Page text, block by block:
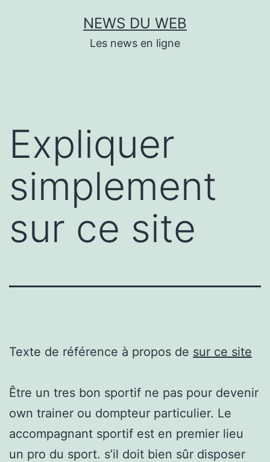
NEWS DU WEB
Les news en ligne
Expliquer
simplement
sur ce site
Texte de référence à propos de sur ce site
Être un tres bon sportif ne pas pour devenir
own trainer ou dompteur particulier. Le
accompagnant sportif est en premier lieu
un pro du sport. s’il doit bien sûr disposer